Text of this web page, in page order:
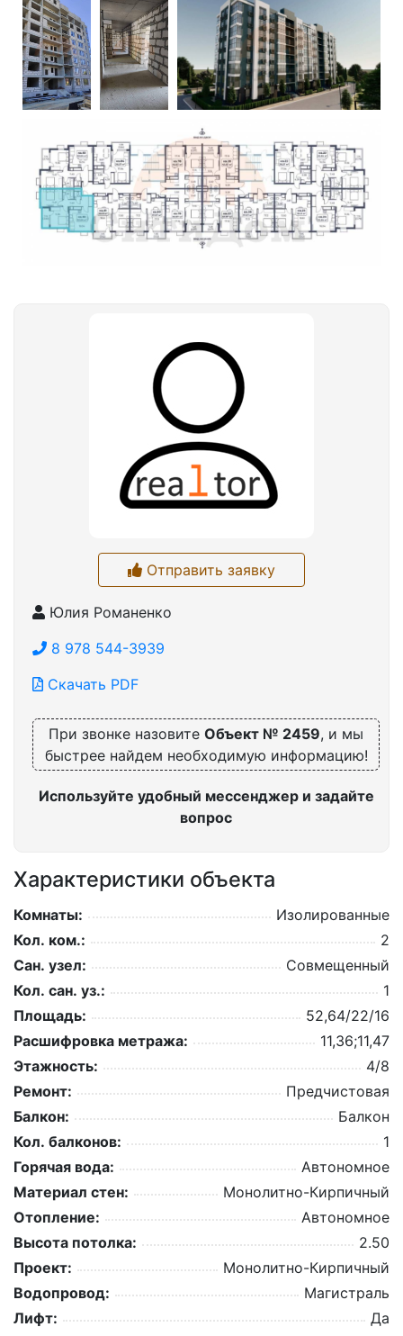
Отправить заявку
Юлия Романенко
8 978 544-3939
Скачать PDF
При звонке назовите Объект № 2459, и мы
быстрее найдем необходимую информацию!
Используйте удобный мессенджер и задайте
вопрос
Характеристики объекта
Комнаты:
Изолированные
Кол. ком.:
2
Сан. узел:
Совмещенный
Кол. сан. уз.:
1
Площадь:
52,64/22/16
Расшифровка метража:
11,36;11,47
Этажность:
4/8
Ремонт:
Предчистовая
Балкон:
Балкон
Кол. балконов:
1
Горячая вода:
Автономное
Материал стен:
Монолитно-Кирпичный
Отопление:
Автономное
Высота потолка:
2.50
Проект:
Монолитно-Кирпичный
Водопровод:
Магистраль
Лифт:
Да